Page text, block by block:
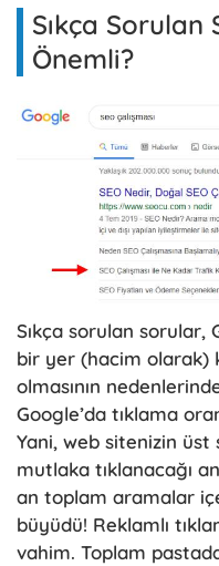
Sıkça
Önemli?
Sıkça sorulan sorular,
bir yer (hacim olarak)
olmasının
Google’da tıklama
Yani, web sitenizin üst
mutlaka tıklanacağı
an toplam aramalar
büyüdü! Reklamlı
vahim. Toplam